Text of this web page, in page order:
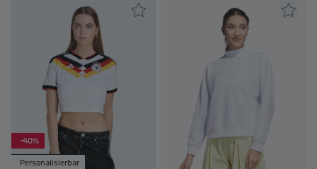
-40%
Personalisierbar